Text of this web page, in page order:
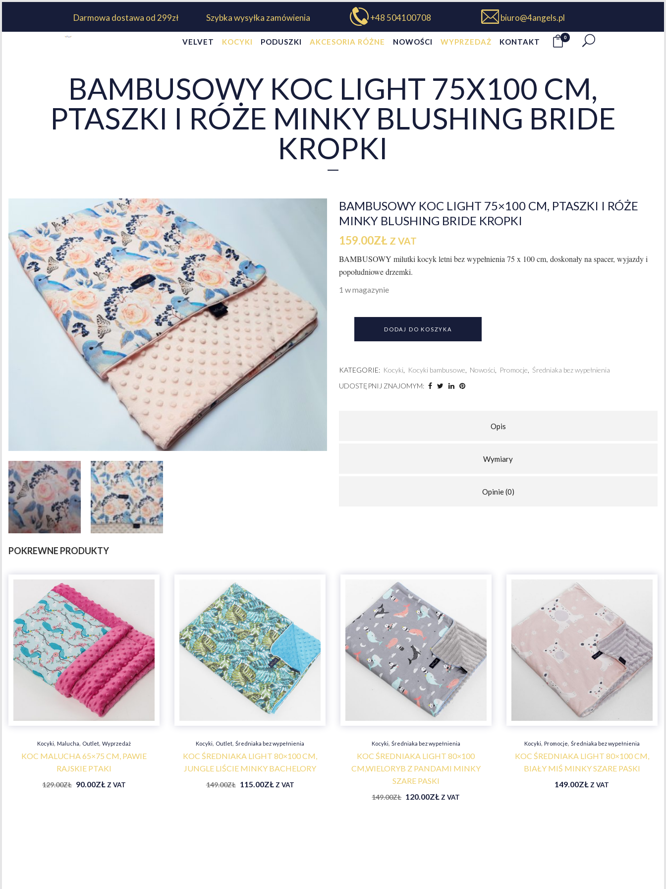
Darmowa dostawa od 299zł Szybka wysyłka zamówienia +48 504100708 biuro@4angels.pl
0
VELVET KOCYKI PODUSZKI AKCESORIA RÓŻNE NOWOŚCI WYPRZEDAŻ KONTAKT
BAMBUSOWY KOC LIGHT 75X100 CM,
PTASZKI I RÓŻE MINKY BLUSHING BRIDE
KROPKI
BAMBUSOWY KOC LIGHT 75×100 CM, PTASZKI I RÓŻE
MINKY BLUSHING BRIDE KROPKI
159.00ZŁ Z VAT
BAMBUSOWY milutki kocyk letni bez wypełnienia 75 x 100 cm, doskonały na spacer, wyjazdy i
popołudniowe drzemki.
1 w magazynie
DODAJ DO KOSZYKA
KATEGORIE: Kocyki, Kocyki bambusowe Nowości, Promocje
Średniaka bez wypełnienia
UDOSTĘPNIJ ZNAJOMYM:
Opis
Wymiary
Opinie (0)
POKREWNE PRODUKTY
Kocyki, Malucha, Outlet,Wyprzedaż
KOC MALUCHA 65×75 CM, PAWIE
RAJSKIE PTAKI
129.00ZŁ 90.00ZŁ Z VAT
Kocyki, Outlet,Średniaka bez wypełnienia
KOC ŚREDNIAKA LIGHT 80×100 CM,
JUNGLE LIŚCIE MINKY BACHELORY
149.00ZŁ 115.00ZŁ Z VAT
Kocyki, Średniaka bez wypełnienia
KOC ŚREDNIAKA LIGHT 80×100
CM,WIELORYB Z PANDAMI MINKY
SZARE PASKI
149.00ZŁ 120.00ZŁ Z VAT
Kocyki, Promocje, Średniaka bez wypełnienia
KOC ŚREDNIAKA LIGHT 80×100 CM,
BIAŁY MIŚ MINKY SZARE PASKI
149.00ZŁ Z VAT